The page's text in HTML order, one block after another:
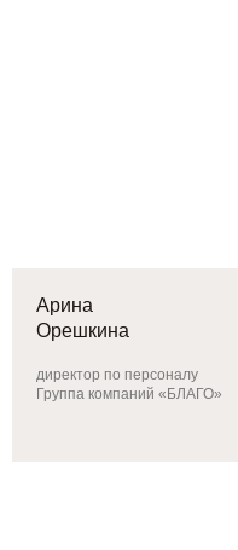
Арина
Орешкина
директор по персоналу
Группа компаний «БЛАГО»